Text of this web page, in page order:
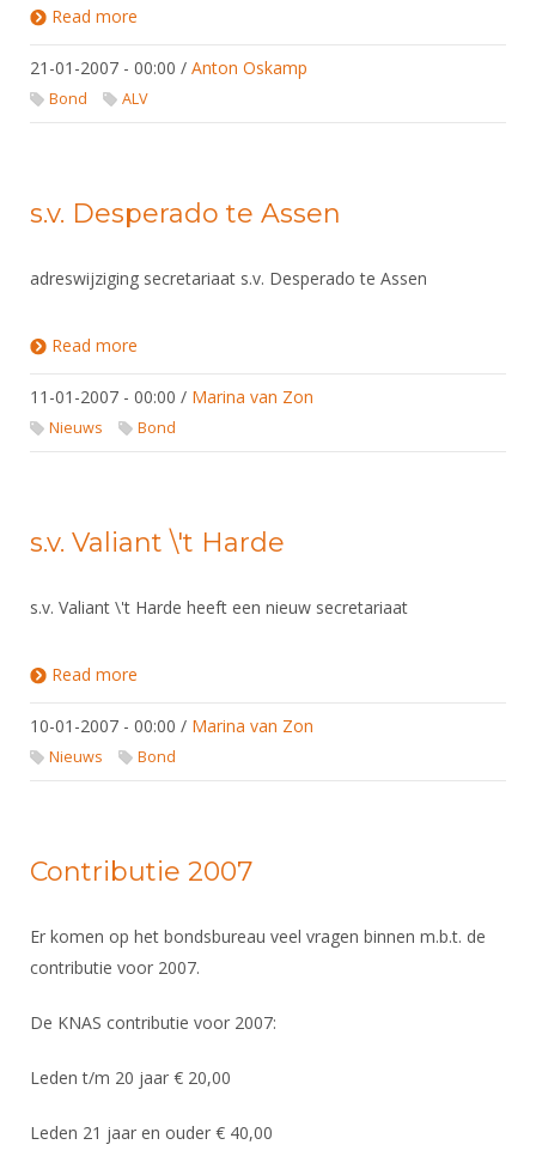
Read more
21-01-2007 - 00:00 / Anton Oskamp
Bond ALV
s.v. Desperado te Assen
adreswijziging secretariaat s.v. Desperado te Assen
Read more
11-01-2007 - 00:00 / Marina van Zon
Nieuws Bond
s.v. Valiant \'t Harde
s.v. Valiant \'t Harde heeft een nieuw secretariaat
Read more
10-01-2007 - 00:00 / Marina van Zon
Nieuws Bond
Contributie 2007
Er komen op het bondsbureau veel vragen binnen m.b.t. de
contributie voor 2007.
De KNAS contributie voor 2007:
Leden t/m 20 jaar € 20,00
Leden 21 jaar en ouder € 40,00